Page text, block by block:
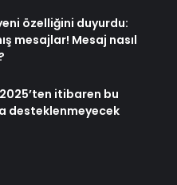
özelliğini duyurdu:
mesajlar! Mesaj nasıl
itibaren bu
desteklenmeyecek